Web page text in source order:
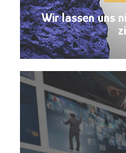
Wir lassen uns